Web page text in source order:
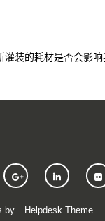
装的耗材是否会影响
by Helpdesk Theme .